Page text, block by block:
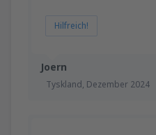
Joern
Tyskland, Dezember 2024
Hilfreich!